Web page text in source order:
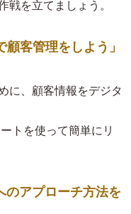
を立てましょう。
客管理をしよう」
に、顧客情報をデジタ
トを使って簡単にリ
のアプローチ方法を